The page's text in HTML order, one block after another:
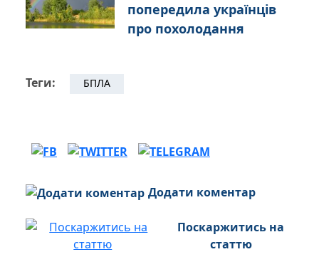
попередила українців
про похолодання
Теги: БПЛА
Додати коментар
Поскаржитись на
статтю